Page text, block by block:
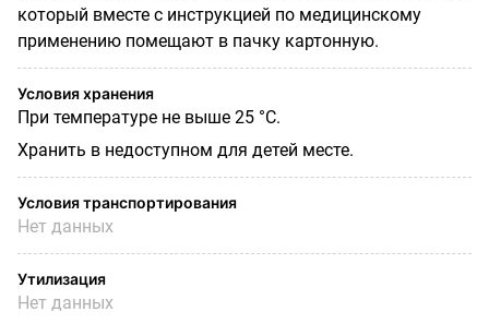
который вместе с инструкцией по медицинскому
применению помещают в пачку картонную.
Условия хранения
При температуре не выше 25 °С.
Хранить в недоступном для детей месте.
Условия транспортирования
Нет данных
Утилизация
Нет данных